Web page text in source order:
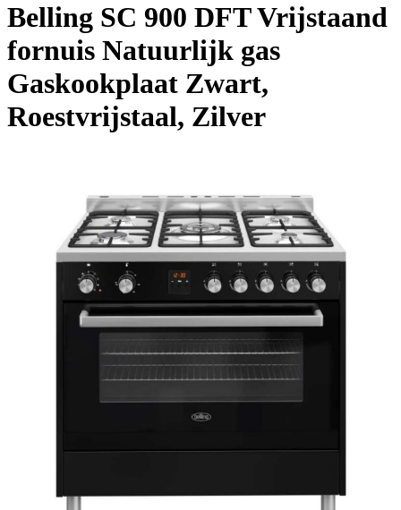
Belling SC 900 DFT Vrijstaand
fornuis Natuurlijk gas
Gaskookplaat Zwart,
Roestvrijstaal, Zilver